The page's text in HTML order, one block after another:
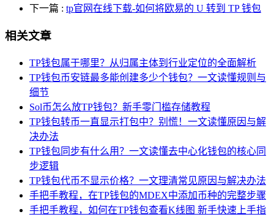
下一篇 : tp官网在线下载-如何将欧易的 U 转到 TP 钱包
相关文章
TP钱包属于哪里？从归属主体到行业定位的全面解析
TP钱包币安链最多能创建多少个钱包？一文读懂规则与
细节
Sol币怎么放TP钱包？新手零门槛存储教程
TP钱包转币一直显示打包中？别慌！一文读懂原因与解
决办法
TP钱包同步有什么用？一文读懂去中心化钱包的核心同
步逻辑
TP钱包代币不显示价格？一文理清常见原因与解决办法
手把手教程，在TP钱包的MDEX中添加币种的完整步骤
手把手教程，如何在TP钱包查看K线图 新手快速上手指